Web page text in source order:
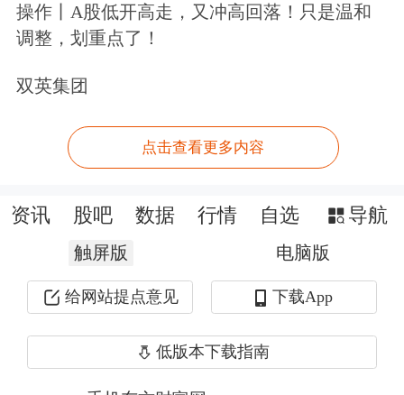
障，这也是由法国和英国主导、旨在为
乌克兰提供安全保障的“志愿联盟”讨论
的议题之一。乌方将与各方继续就解决
这三大议题而努力。
文章来源：每日经济新闻
原标题：普京与美代表讨论了乌克兰加入北约问题！泽连斯基：停
操作丨A股低开高走，又冲高回落！只是温和
调整，划重点了！
双英集团
点击查看更多内容
资讯 股吧 数据 行情 自选 导航
触屏版 电脑版
给网站提点意见 下载App
低版本下载指南